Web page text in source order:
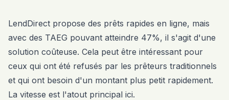
LendDirect propose des prêts rapides en ligne, mais
avec des TAEG pouvant atteindre 47%, il s'agit d'une
solution coûteuse. Cela peut être intéressant pour
ceux qui ont été refusés par les prêteurs traditionnels
et qui ont besoin d'un montant plus petit rapidement.
La vitesse est l'atout principal ici.